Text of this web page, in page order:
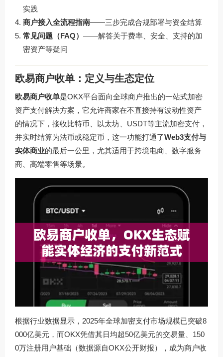
实践
商户接入全流程指南——三步完成合规部署与资金结算
常见问题（FAQ） ——解答关于费率、安全、支持的加
密资产等疑问
欧易商户收单：定义与生态定位
欧易商户收单是OKX平台面向全球商户推出的一站式加密
资产支付解决方案，它允许商家在不直接持有波动性资产
的情况下，接收比特币、以太坊、USDT等主流加密支付，
并实时结算为法币或稳定币，这一功能打通了Web3支付与
实体商业的最后一公里，尤其适用于跨境电商、数字服务
商、高端零售等场景。
根据行业数据显示，2025年全球加密支付市场规模已突破8
000亿美元，而OKX凭借其日均超50亿美元的交易量、150
0万注册用户基础（数据源自OKX公开财报），成为商户收